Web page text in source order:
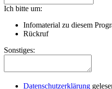
Ich bitte um:
Infomaterial zu diesem
Rückruf
Sonstiges:
Datenschutzerklärung